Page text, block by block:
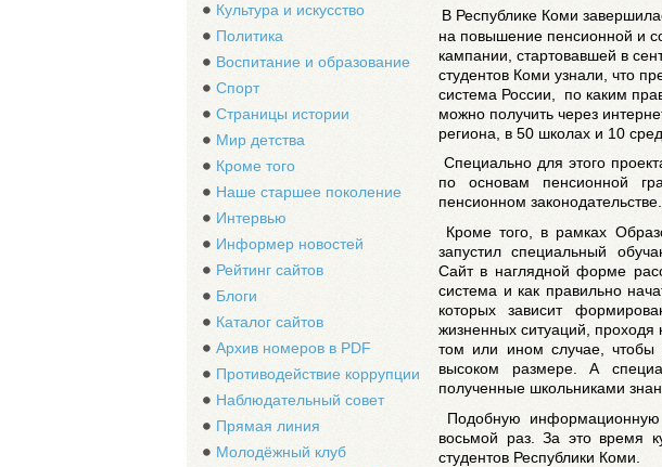
Культура и искусство
Политика
Воспитание и образование
Спорт
Страницы истории
Мир детства
Кроме того
Наше старшее поколение
Интервью
Информер новостей
Рейтинг сайтов
Блоги
Каталог сайтов
Архив номеров в PDF
Противодействие коррупции
Наблюдательный совет
Прямая линия
Молодёжный клуб
В Республике Коми
на повышение пенсионной и
кампании, стартовавшей в
студентов Коми узнали, что
система России, по каким
можно получить через
региона, в 50 школах и 10
Специально для этого
по основам пенсионной
пенсионном законодательстве.
Кроме того, в рамках
запустил специальный
Сайт в наглядной форме
система и как правильно
которых зависит
жизненных ситуаций, проходя
том или ином случае, чтобы
высоком размере. А
полученные школьниками
Подобную
восьмой раз. За это время
студентов Республики Коми.